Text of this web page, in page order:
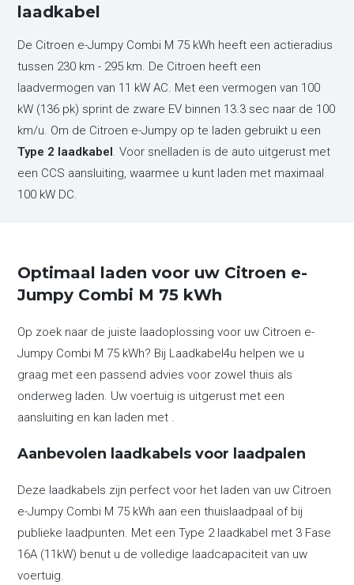
laadkabel
De Citroen e-Jumpy Combi M 75 kWh heeft een actieradius
tussen 230 km - 295 km. De Citroen heeft een
laadvermogen van 11 kW AC. Met een vermogen van 100
kW (136 pk) sprint de zware EV binnen 13.3 sec naar de 100
km/u. Om de Citroen e-Jumpy op te laden gebruikt u een
Type 2 laadkabel. Voor snelladen is de auto uitgerust met
een CCS aansluiting, waarmee u kunt laden met maximaal
100 kW DC.
Optimaal laden voor uw Citroen e-
Jumpy Combi M 75 kWh
Op zoek naar de juiste laadoplossing voor uw Citroen e-
Jumpy Combi M 75 kWh? Bij Laadkabel4u helpen we u
graag met een passend advies voor zowel thuis als
onderweg laden. Uw voertuig is uitgerust met een
aansluiting en kan laden met .
Aanbevolen laadkabels voor laadpalen
Deze laadkabels zijn perfect voor het laden van uw Citroen
e-Jumpy Combi M 75 kWh aan een thuislaadpaal of bij
publieke laadpunten. Met een Type 2 laadkabel met 3 Fase
16A (11kW) benut u de volledige laadcapaciteit van uw
voertuig.